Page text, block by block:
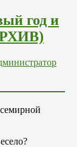
год и